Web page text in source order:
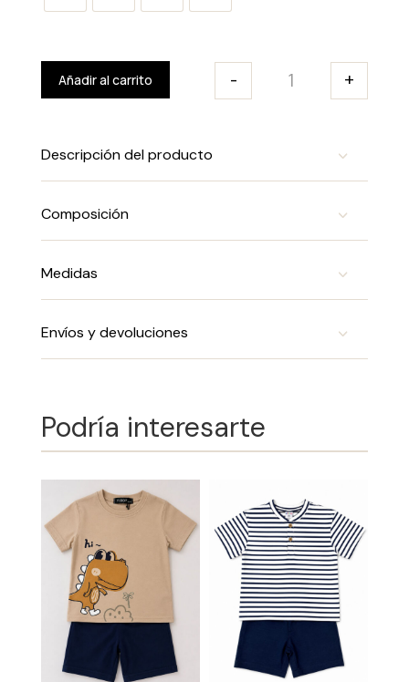
Conjunto Yiboy
- +
Añadir al carrito
Descripción del producto
Composición
Medidas
Envíos y devoluciones
Podría interesarte